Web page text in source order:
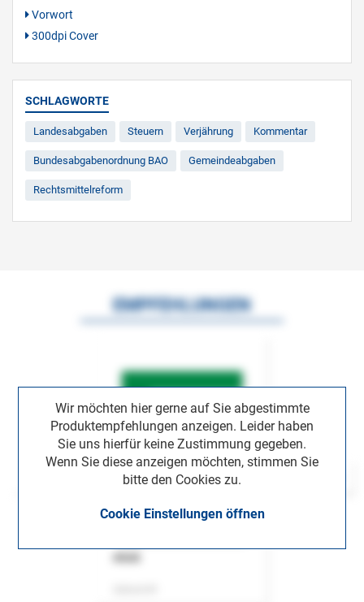
Vorwort
300dpi Cover
SCHLAGWORTE
Landesabgaben Steuern Verjährung Kommentar
Bundesabgabenordnung BAO Gemeindeabgaben
Rechtsmittelreform
Wir möchten hier gerne auf Sie abgestimmte
Produktempfehlungen anzeigen. Leider haben
Sie uns hierfür keine Zustimmung gegeben.
Wenn Sie diese anzeigen möchten, stimmen Sie
bitte den Cookies zu.
Cookie Einstellungen öffnen
EMPFEHLUNGEN